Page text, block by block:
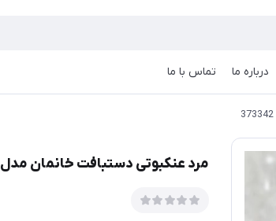
درباره ما تماس با ما
مرد عنکبوتی دستبافت خانمان مدل 373342